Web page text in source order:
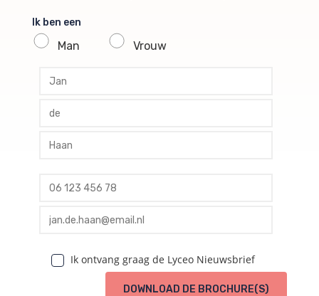
Ik ben een
Man Vrouw
profile voornaam
profile tussenvoegsel
profile achternaam
profile telefoon
profile email
Ik ontvang graag de Lyceo Nieuwsbrief
DOWNLOAD DE BROCHURE(S)